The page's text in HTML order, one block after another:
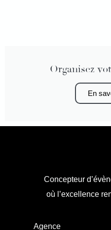
Organisez
En
Concepteur
où l’excellence
Agence